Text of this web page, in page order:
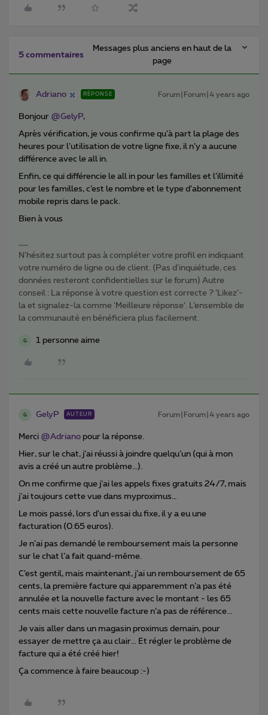
5 commentaires
Messages plus anciens en haut de la
page
Adriano RÉPONSE Forum|Forum|4 years ago
Bonjour @GelyP,
Après vérification, je vous confirme qu’à part la plage des
heures pour l’utilisation de votre ligne fixe, il n’y a aucune
différence avec le all in.
Enfin, ce qui différencie le all in pour les familles et l’illimité
pour les familles, c’est le nombre et le type d’abonnement
mobile repris dans le pack.
Bien à vous
N'hésitez surtout pas à compléter votre profil en indiquant
votre numéro de ligne ou de client. (Pas d'inquiétude, ces
données resteront confidentielles sur le forum) Autre
conseil : La réponse à votre question est correcte ? ‘Likez’-
la et signalez-la comme ‘Meilleure réponse’. L’ensemble de
la communauté en bénéficiera plus facilement.
G 1 personne aime
G GelyP AUTEUR Forum|Forum|4 years ago
Merci @Adriano pour la réponse.
Hier, sur le chat, j’ai réussi à joindre quelqu’un (qui à mon
avis a créé un autre problème...).
On me confirme que j’ai les appels fixes gratuits 24/7, mais
j’ai toujours cette vue dans myproximus…
Le mois passé, lors d’un essai du fixe, il y a eu une
facturation (0.65 euros).
Je n’ai pas demandé le remboursement mais la personne
sur le chat l’a fait quand-même.
C’est gentil, mais maintenant, j’ai un remboursement de 65
cents, la première facture qui apparemment n’a pas été
annulée et la nouvelle facture avec le montant - les 65
cents mais cette nouvelle facture n’a pas de référence...
Je vais aller dans un magasin proximus demain, pour
essayer de mettre ça au clair… Et régler le problème de
facture qui a été créé hier!
Ça commence à faire beaucoup :-)